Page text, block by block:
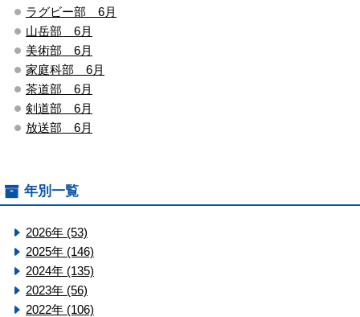
ラグビー部 6月
山岳部 6月
美術部 6月
家庭科部 6月
茶道部 6月
剣道部 6月
放送部 6月
年別一覧
2026年 (53)
2025年 (146)
2024年 (135)
2023年 (56)
2022年 (106)